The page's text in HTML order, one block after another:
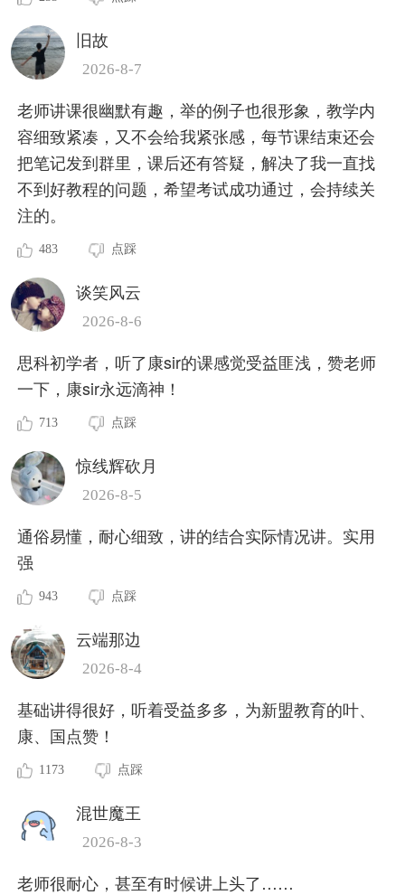
旧故
2026-8-7
老师讲课很幽默有趣，举的例子也很形象，教学内
容细致紧凑，又不会给我紧张感，每节课结束还会
把笔记发到群里，课后还有答疑，解决了我一直找
不到好教程的问题，希望考试成功通过，会持续关
注的。
483 点踩
谈笑风云
2026-8-6
思科初学者，听了康sir的课感觉受益匪浅，赞老师
一下，康sir永远滴神！
713 点踩
惊线辉砍月
2026-8-5
通俗易懂，耐心细致，讲的结合实际情况讲。实用
强
943 点踩
云端那边
2026-8-4
基础讲得很好，听着受益多多，为新盟教育的叶、
康、国点赞！
1173 点踩
混世魔王
2026-8-3
老师很耐心，甚至有时候讲上头了……